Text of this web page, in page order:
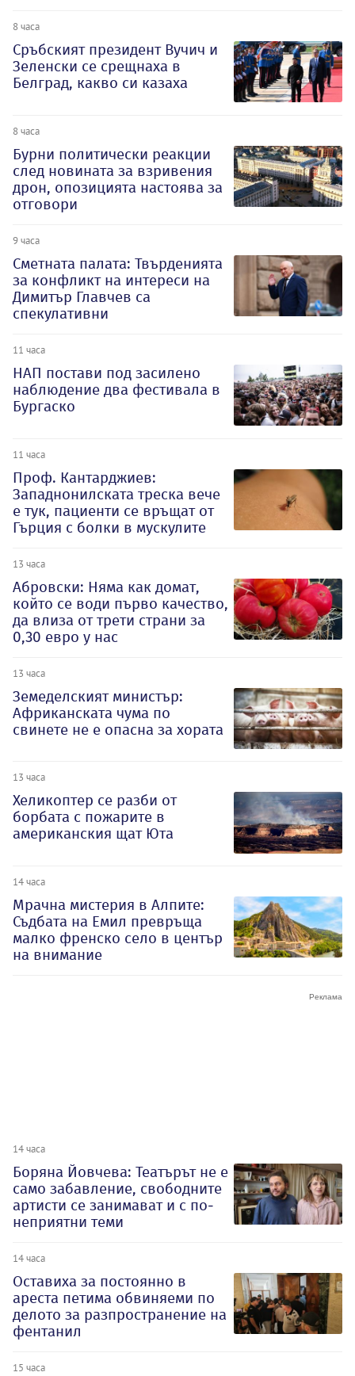
8 часа
Сръбският президент Вучич и
Зеленски се срещнаха в
Белград, какво си казаха
8 часа
Бурни политически реакции
след новината за взривения
дрон, опозицията настоява за
отговори
9 часа
Сметната палата: Твърденията
за конфликт на интереси на
Димитър Главчев са
спекулативни
11 часа
НАП постави под засилено
наблюдение два фестивала в
Бургаско
11 часа
Проф. Кантарджиев:
Западнонилската треска вече
е тук, пациенти се връщат от
Гърция с болки в мускулите
13 часа
Абровски: Няма как домат,
който се води първо качество,
да влиза от трети страни за
0,30 евро у нас
13 часа
Земеделският министър:
Африканската чума по
свинете не е опасна за хората
13 часа
Хеликоптер се разби от
борбата с пожарите в
американския щат Юта
14 часа
Мрачна мистерия в Алпите:
Съдбата на Емил превръща
малко френско село в център
на внимание
14 часа
Боряна Йовчева: Театърът не е
само забавление, свободните
артисти се занимават и с по-
неприятни теми
14 часа
Оставиха за постоянно в
ареста петима обвиняеми по
делото за разпространение на
фентанил
15 часа